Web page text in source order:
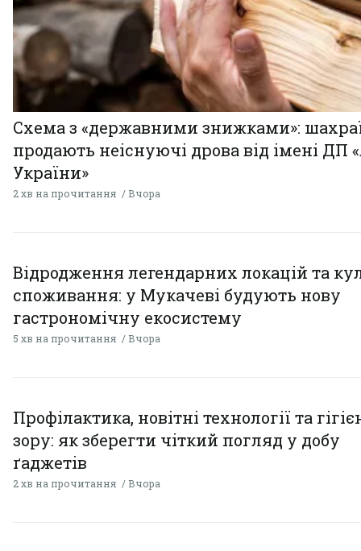
Схема з «державними знижками»:
продають неіснуючі дрова від імені ДП
України»
2 хв на прочитання Вчора
Відродження легендарних локацій та
споживання: у Мукачеві будують нову
гастрономічну екосистему
5 хв на прочитання Вчора
Профілактика, новітні технології та
зору: як зберегти чіткий погляд у добу
ґаджетів
2 хв на прочитання Вчора